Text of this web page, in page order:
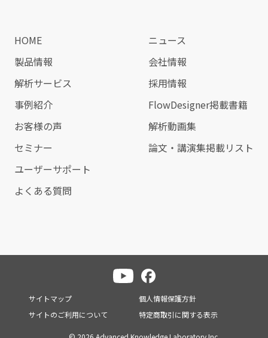
HOME
製品情報
解析サービス
事例紹介
お客様の声
セミナー
ユーザーサポート
よくある質問
ニュース
会社情報
採用情報
FlowDesigner掲載書籍
解析動画集
論文・講演集掲載リスト
サイトマップ
個人情報保護方針
サイトのご利用について
特定商取引に関する表示